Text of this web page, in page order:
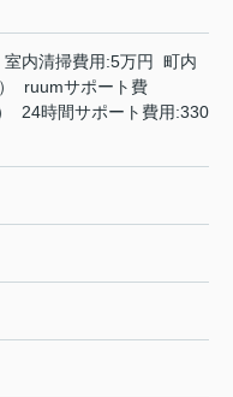
内清掃費用:5万円 町内
ruumサポート費
24時間サポート費用:330